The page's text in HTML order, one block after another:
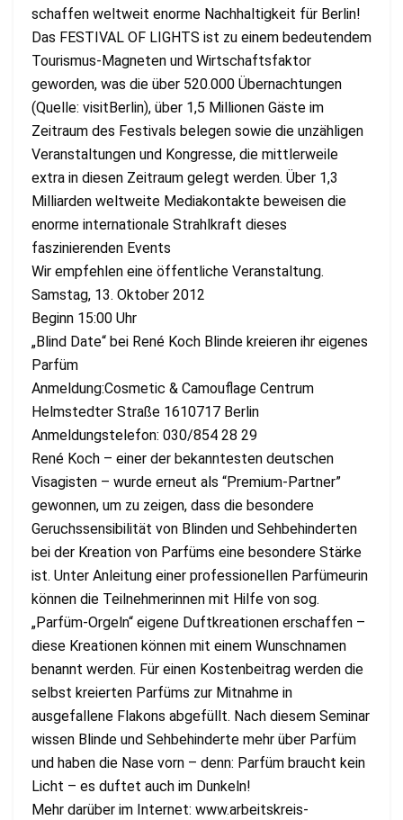
schaffen weltweit enorme Nachhaltigkeit für Berlin!
Das FESTIVAL OF LIGHTS ist zu einem bedeutendem
Tourismus-Magneten und Wirtschaftsfaktor
geworden, was die über 520.000 Übernachtungen
(Quelle: visitBerlin), über 1,5 Millionen Gäste im
Zeitraum des Festivals belegen sowie die unzähligen
Veranstaltungen und Kongresse, die mittlerweile
extra in diesen Zeitraum gelegt werden. Über 1,3
Milliarden weltweite Mediakontakte beweisen die
enorme internationale Strahlkraft dieses
faszinierenden Events
Wir empfehlen eine öffentliche Veranstaltung.
Samstag, 13. Oktober 2012
Beginn 15:00 Uhr
„Blind Date“ bei René Koch Blinde kreieren ihr eigenes
Parfüm
Anmeldung:Cosmetic & Camouflage Centrum
Helmstedter Straße 1610717 Berlin
Anmeldungstelefon: 030/854 28 29
René Koch – einer der bekanntesten deutschen
Visagisten – wurde erneut als “Premium-Partner”
gewonnen, um zu zeigen, dass die besondere
Geruchssensibilität von Blinden und Sehbehinderten
bei der Kreation von Parfüms eine besondere Stärke
ist. Unter Anleitung einer professionellen Parfümeurin
können die Teilnehmerinnen mit Hilfe von sog.
„Parfüm-Orgeln“ eigene Duftkreationen erschaffen –
diese Kreationen können mit einem Wunschnamen
benannt werden. Für einen Kostenbeitrag werden die
selbst kreierten Parfüms zur Mitnahme in
ausgefallene Flakons abgefüllt. Nach diesem Seminar
wissen Blinde und Sehbehinderte mehr über Parfüm
und haben die Nase vorn – denn: Parfüm braucht kein
Licht – es duftet auch im Dunkeln!
Mehr darüber im Internet: www.arbeitskreis-